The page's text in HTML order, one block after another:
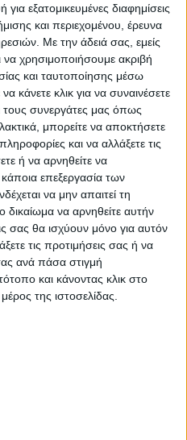
εξατομικευμένες διαφημίσεις
και περιεχομένου, έρευνα
Με την άδειά σας, εμείς
να χρησιμοποιήσουμε ακριβή
και ταυτοποίησης μέσω
κλικ για να συναινέσετε
τους συνεργάτες μας όπως
μπορείτε να αποκτήσετε
και να αλλάξετε τις
ή να αρνηθείτε να
επεξεργασία των
να μην απαιτεί τη
να αρνηθείτε αυτήν
σας θα ισχύουν μόνο για αυτόν
τις προτιμήσεις σας ή να
ανά πάσα στιγμή
και κάνοντας κλικ στο
της ιστοσελίδας.
ζητούν να
Συμφωνείτε;